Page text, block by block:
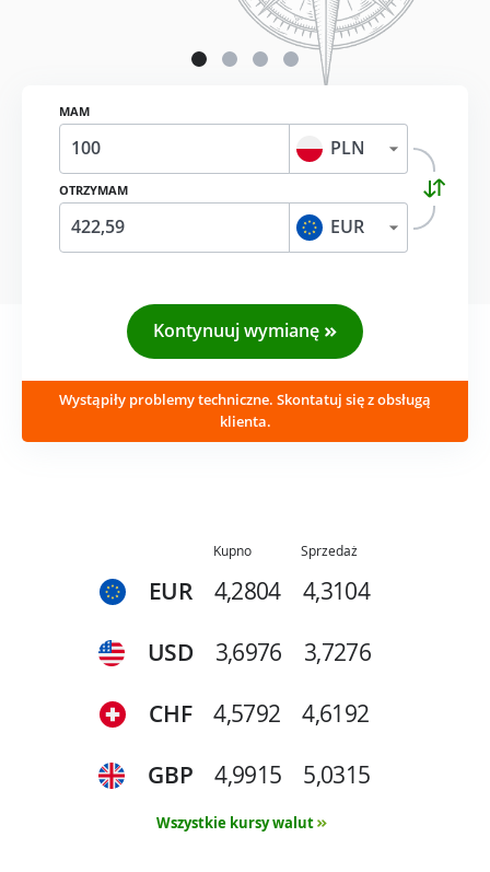
MAM
PLN
OTRZYMAM
EUR
Kontynuuj wymianę
Wystąpiły problemy techniczne. Skontatuj się z obsługą
klienta.
Kupno Sprzedaż
EUR 4,2804 4,3104
USD 3,6976 3,7276
CHF 4,5792 4,6192
GBP 4,9915 5,0315
Wszystkie kursy walut